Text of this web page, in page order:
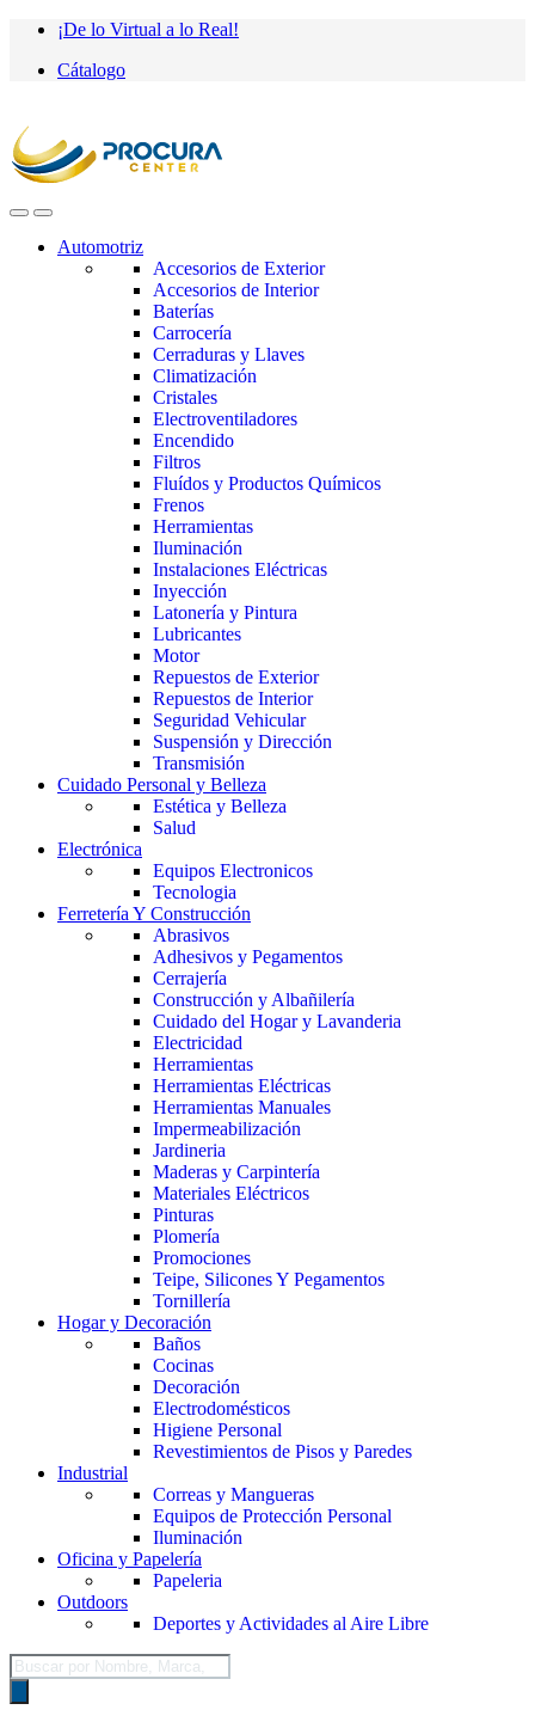
Saltar
navegación
saltar
contenido
¡De lo Virtual a lo Real!
Cátalogo
Automotriz
Accesorios de Exterior
Accesorios de Interior
Baterías
Carrocería
Cerraduras y Llaves
Climatización
Cristales
Electroventiladores
Encendido
Filtros
Fluídos y Productos Químicos
Frenos
Herramientas
Iluminación
Instalaciones Eléctricas
Inyección
Latonería y Pintura
Lubricantes
Motor
Repuestos de Exterior
Repuestos de Interior
Seguridad Vehicular
Suspensión y Dirección
Transmisión
Cuidado Personal y Belleza
Estética y Belleza
Salud
Electrónica
Equipos Electronicos
Tecnologia
Ferretería Y Construcción
Abrasivos
Adhesivos y Pegamentos
Cerrajería
Construcción y Albañilería
Cuidado del Hogar y Lavanderia
Electricidad
Herramientas
Herramientas Eléctricas
Herramientas Manuales
Impermeabilización
Jardineria
Maderas y Carpintería
Materiales Eléctricos
Pinturas
Plomería
Promociones
Teipe, Silicones Y Pegamentos
Tornillería
Hogar y Decoración
Baños
Cocinas
Decoración
Electrodomésticos
Higiene Personal
Revestimientos de Pisos y Paredes
Industrial
Correas y Mangueras
Equipos de Protección Personal
Iluminación
Oficina y Papelería
Papeleria
Outdoors
Deportes y Actividades al Aire Libre
Búsqueda
de
productos